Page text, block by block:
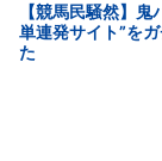
【競馬民騒然】鬼
単連発サイト”を
た